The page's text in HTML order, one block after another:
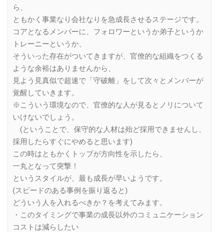
ら、
ともかく事業なり会社なりを急成長させるステージです。
コアとなるメンバーに、フォロワーというか弟子というか
トレーニーというか、
そういった存在がついてきますが、官僚的な組織をつくる
ような余裕はありませんから、
見よう見真似で超速で「守破離」をして次々とメンバーが
覚醒していきます。
※こういう環境なので、官僚的な人が見るとノリについて
いけないでしょう。
(ということで、保守的な人材は殆ど採用できませんし、
採用したらすぐにやめると思います)
この時はともかくトップが方向性を示したら、
一丸となって突撃！
というスタイルが、最も成長が早いようです。
(スピードのある事例を振り返ると)
どういう人を入れるべきか？を考えてみます。
・このタイミングで事業の成長以外のコミュニケーション
コストは減らしたい